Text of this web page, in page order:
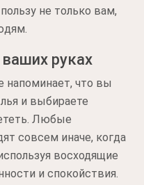
не только вам,
руках
напоминает, что вы
и выбираете
Любые
совсем иначе, когда
восходящие
и спокойствия.